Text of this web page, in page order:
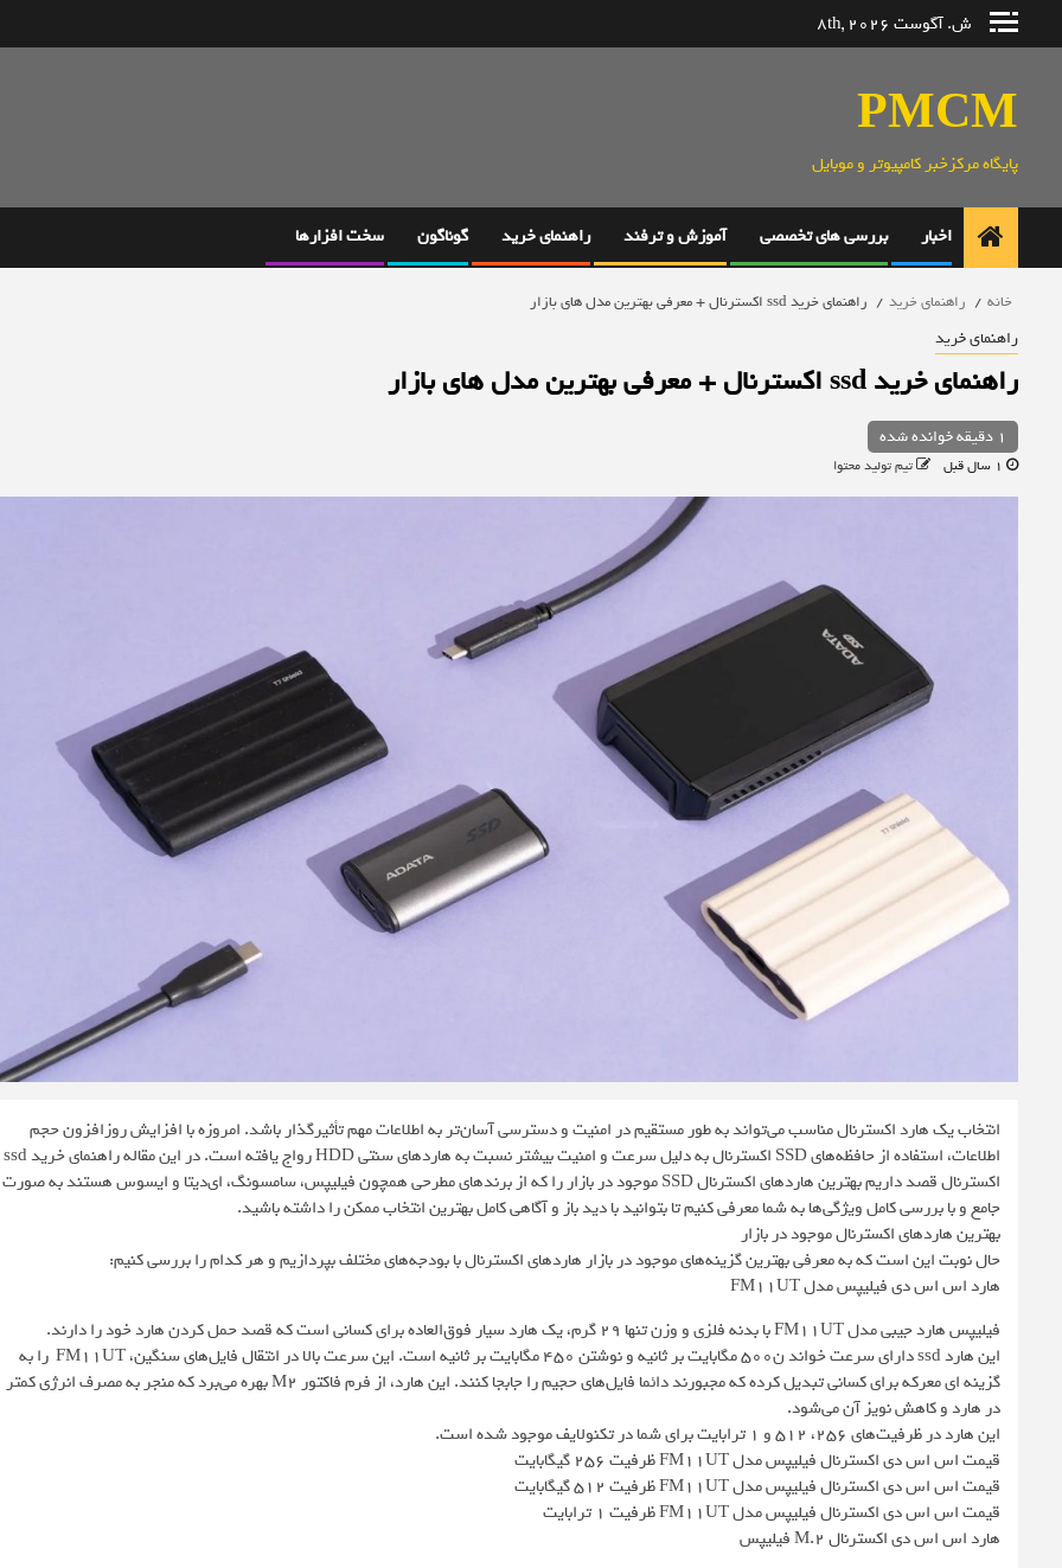
ش. آگوست 8th, 2026
PMCM
پایگاه مرکزخبر کامپیوتر و موبایل
اخبار بررسی های تخصصی آموزش و ترفند راهنمای خرید گوناگون سخت افزارها
خانه راهنمای خرید راهنمای خرید ssd اکسترنال + معرفی بهترین مدل های بازار
راهنمای خرید
راهنمای خرید ssd اکسترنال + معرفی بهترین مدل های بازار
1 دقیقه خوانده شده
تیم تولید محتوا
انتخاب یک هارد اکسترنال مناسب می‌تواند به طور مستقیم در امنیت و دسترسی آسان‌تر به اطلاعات مهم تأثیرگذار باشد. امروزه با افزایش روزافزون حجم
اطلاعات، استفاده از حافظه‌های SSD اکسترنال به دلیل سرعت و امنیت بیشتر نسبت به هاردهای سنتی HDD رواج یافته است. در این مقاله راهنمای خرید ssd
اکسترنال قصد داریم بهترین هاردهای اکسترنال SSD موجود در بازار را که از برندهای مطرحی همچون فیلیپس، سامسونگ، ای‌دیتا و ایسوس هستند به صورت
جامع و با بررسی کامل ویژگی‌ها به شما معرفی کنیم تا بتوانید با دید باز و آگاهی کامل بهترین انتخاب ممکن را داشته باشید.
بهترین هاردهای اکسترنال موجود در بازار
حال نوبت این است که به معرفی بهترین گزینه‌های موجود در بازار هاردهای اکسترنال با بودجه‌های مختلف بپردازیم و هر کدام را بررسی کنیم:
هارد اس اس دی فیلیپس مدل FM11UT
فیلیپس هارد جیبی مدل FM11UT با بدنه فلزی و وزن تنها ۲۹ گرم، یک هارد سیار فوق‌العاده برای کسانی است که قصد حمل کردن هارد خود را دارند.
این هارد ssd دارای سرعت خواند ن۵۰۰ مگابایت بر ثانیه و نوشتن ۴۵۰ مگابایت بر ثانیه است. این سرعت بالا در انتقال فایل‌های سنگین، FM11UT را به
گزینه ای معرکه برای کسانی تبدیل کرده که مجبورند دائما فایل‌های حجیم را جابجا کنند. این هارد، از فرم فاکتور M2 بهره می‌برد که منجر به مصرف انرژی کمتر
در هارد و کاهش نویز آن می‌شود.
این هارد در ظرفیت‌های ۲۵۶، ۵۱۲ و ۱ ترابایت برای شما در تکنولایف موجود شده است.
قیمت اس اس دی اکسترنال فیلیپس مدل FM11UT ظرفیت 256 گیگابایت
قیمت اس اس دی اکسترنال فیلیپس مدل FM11UT ظرفیت 512 گیگابایت
قیمت اس اس دی اکسترنال فیلیپس مدل FM11UT ظرفیت 1 ترابایت
هارد اس اس دی اکسترنال M.2 فیلیپس